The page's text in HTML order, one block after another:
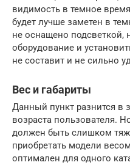
видимость в темное
будет лучше заметен в
не оснащено подсветкой,
оборудование и
не составит и не сильно
Вес и габариты
Данный пункт разнится в
возраста пользователя.
должен быть слишком
приобретать модели
оптимален для одного